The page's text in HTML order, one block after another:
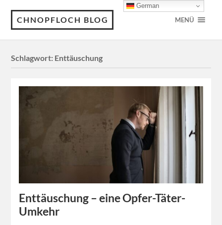
CHNOPFLOCH BLOG MENÜ
Schlagwort: Enttäuschung
Enttäuschung – eine Opfer-Täter-
Umkehr
German